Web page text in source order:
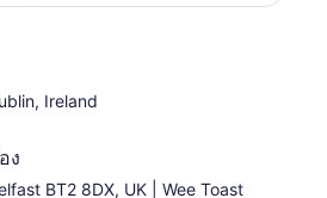
Ireland
ง
BT2 8DX, UK | Wee Toast